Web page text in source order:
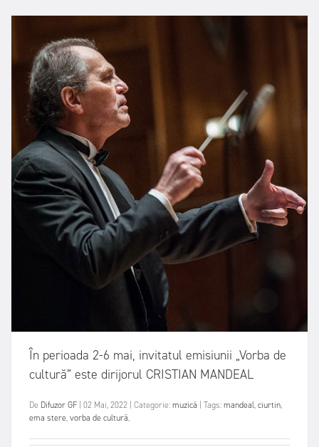
În perioada 2-6 mai, invitatul emisiunii „Vorba de
cultură” este dirijorul CRISTIAN MANDEAL
De Difuzor GF 02 Mai, 2022 Categorie:muzică Tags:mandeal,ciurtin,
ema stere,vorba de cultură,